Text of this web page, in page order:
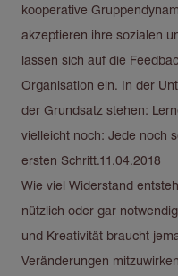
kooperative
akzeptieren ihre sozialen
lassen sich auf die
Organisation ein. In der
der Grundsatz stehen:
vielleicht noch: Jede noch
ersten Schritt.11.04.2018
Wie viel Widerstand
nützlich oder gar
und Kreativität braucht
Veränderungen